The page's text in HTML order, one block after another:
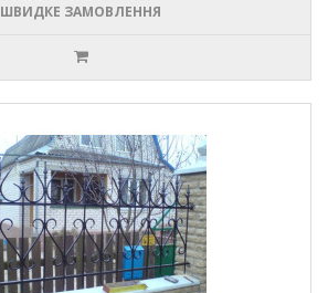
ШВИДКЕ ЗАМОВЛЕННЯ